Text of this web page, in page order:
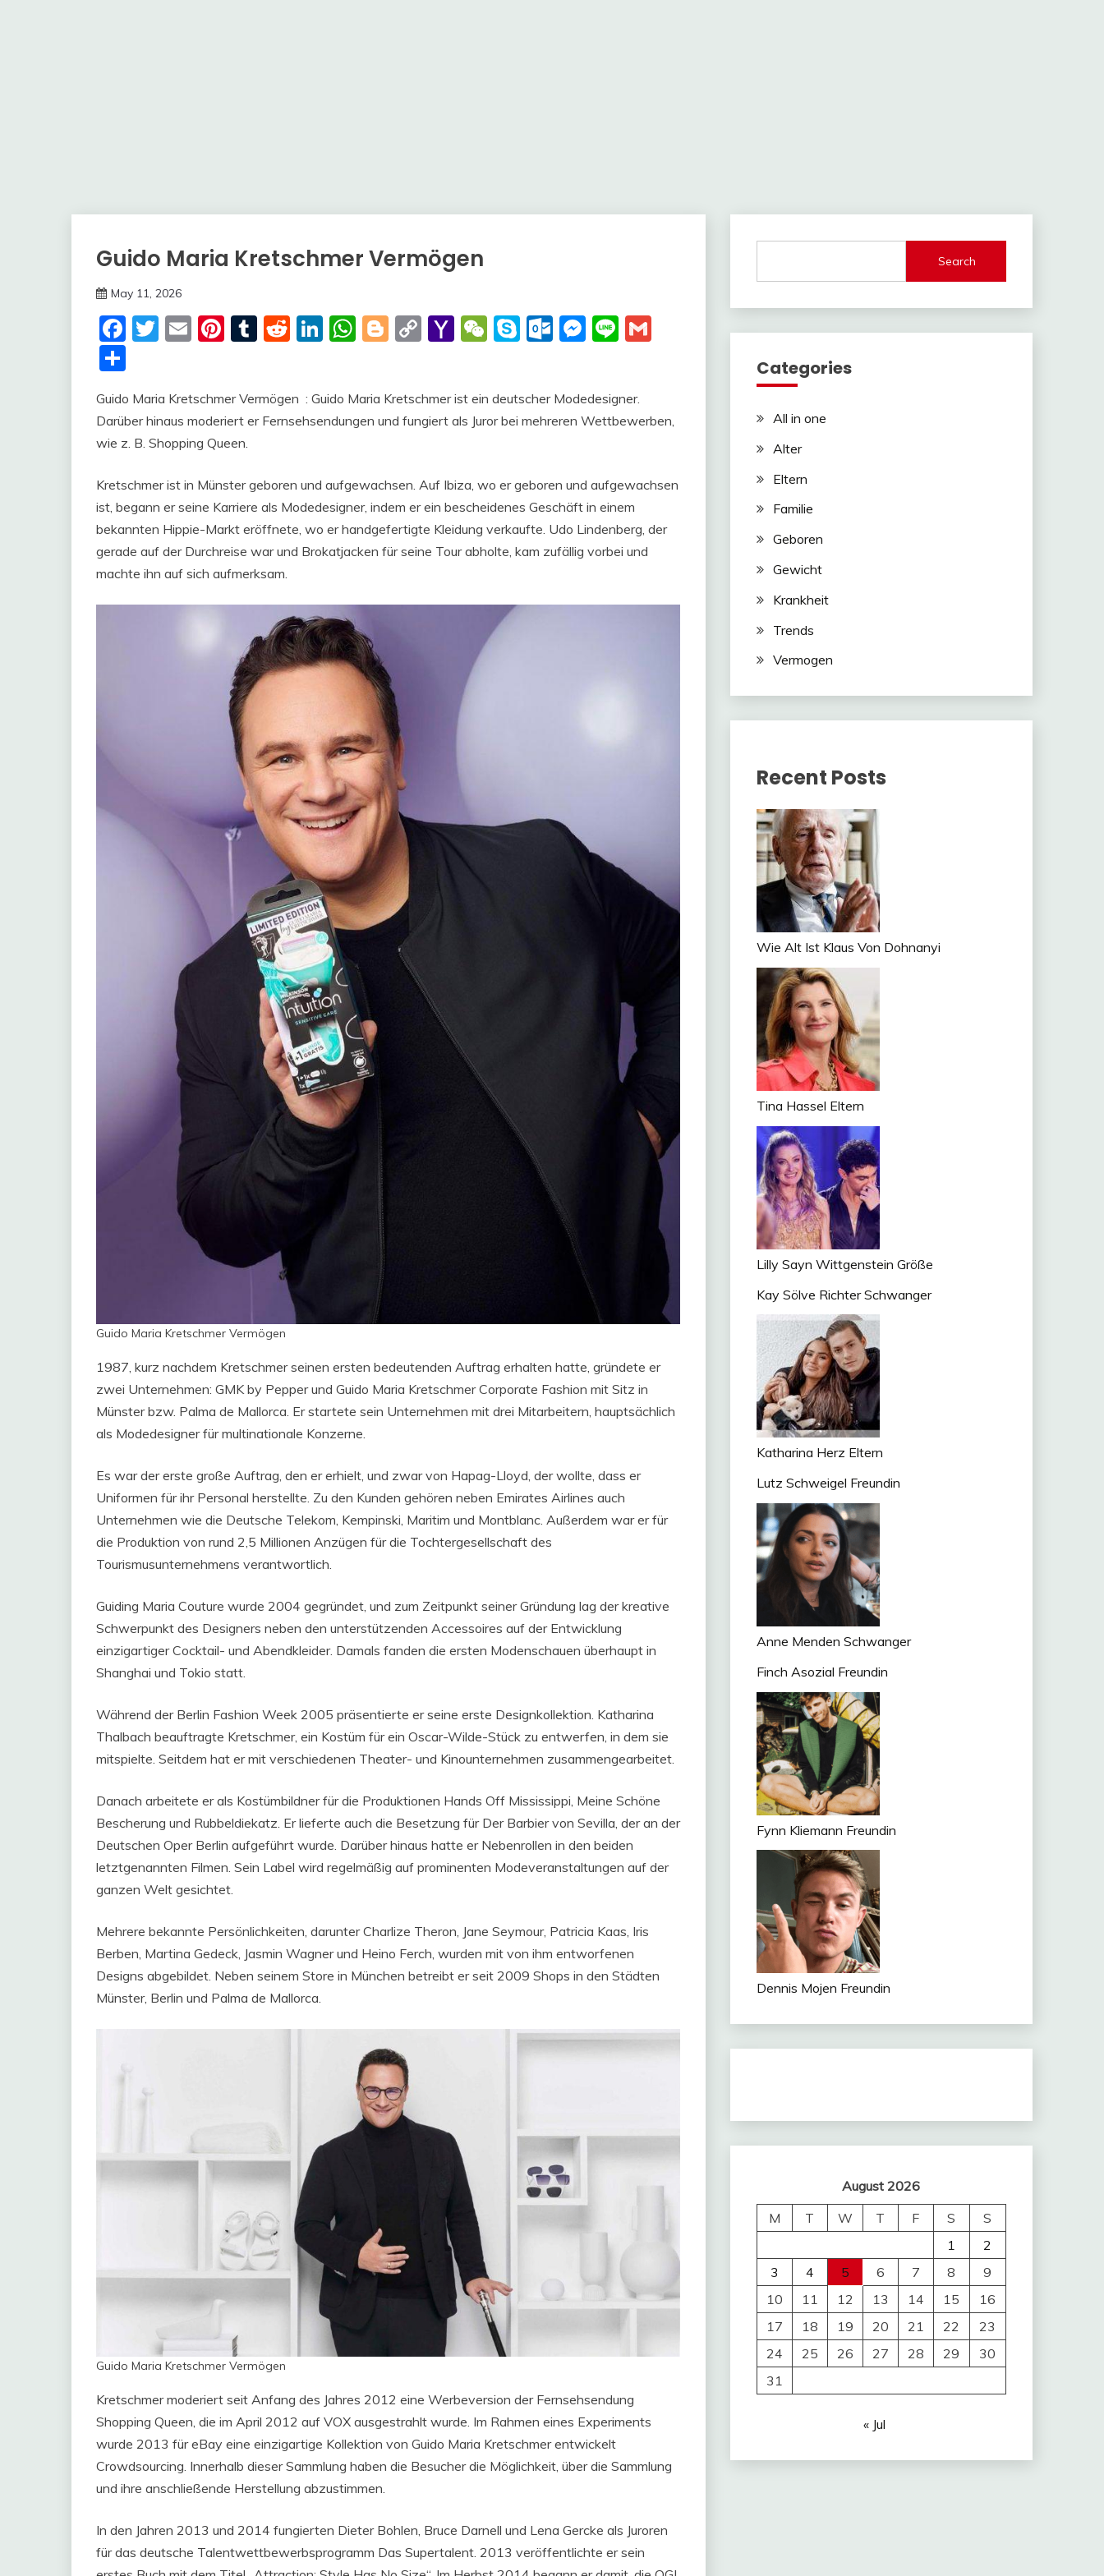
Trends
Guido Maria Kretschmer Vermögen
May 11, 2026
Facebook
Twitter
EmailPinterest
Tumblr
Reddit
LinkedIn
WhatsApp
Blogger
CopyYahoo
WeChat
SkypeOutlook.com
Messenger
Line
Guido Maria Kretschmer Vermögen : Guido Maria Kretschmer ist ein deutscher Modedesigner.
Darüber hinaus moderiert er Fernsehsendungen und fungiert als Juror bei mehreren Wettbewerben,
wie z. B. Shopping Queen.
Kretschmer ist in Münster geboren und aufgewachsen. Auf Ibiza, wo er geboren und aufgewachsen
ist, begann er seine Karriere als Modedesigner, indem er ein bescheidenes Geschäft in einem
bekannten Hippie-Markt eröffnete, wo er handgefertigte Kleidung verkaufte. Udo Lindenberg, der
gerade auf der Durchreise war und Brokatjacken für seine Tour abholte, kam zufällig vorbei und
machte ihn auf sich aufmerksam.
Guido Maria Kretschmer Vermögen
1987, kurz nachdem Kretschmer seinen ersten bedeutenden Auftrag erhalten hatte, gründete er
zwei Unternehmen: GMK by Pepper und Guido Maria Kretschmer Corporate Fashion mit Sitz in
Münster bzw. Palma de Mallorca. Er startete sein Unternehmen mit drei Mitarbeitern, hauptsächlich
als Modedesigner für multinationale Konzerne.
Es war der erste große Auftrag, den er erhielt, und zwar von Hapag-Lloyd, der wollte, dass er
Uniformen für ihr Personal herstellte. Zu den Kunden gehören neben Emirates Airlines auch
Unternehmen wie die Deutsche Telekom, Kempinski, Maritim und Montblanc. Außerdem war er für
die Produktion von rund 2,5 Millionen Anzügen für die Tochtergesellschaft des
Tourismusunternehmens verantwortlich.
Guiding Maria Couture wurde 2004 gegründet, und zum Zeitpunkt seiner Gründung lag der kreative
Schwerpunkt des Designers neben den unterstützenden Accessoires auf der Entwicklung
einzigartiger Cocktail- und Abendkleider. Damals fanden die ersten Modenschauen überhaupt in
Shanghai und Tokio statt.
Während der Berlin Fashion Week 2005 präsentierte er seine erste Designkollektion. Katharina
Thalbach beauftragte Kretschmer, ein Kostüm für ein Oscar-Wilde-Stück zu entwerfen, in dem sie
mitspielte. Seitdem hat er mit verschiedenen Theater- und Kinounternehmen zusammengearbeitet.
Danach arbeitete er als Kostümbildner für die Produktionen Hands Off Mississippi, Meine Schöne
Bescherung und Rubbeldiekatz. Er lieferte auch die Besetzung für Der Barbier von Sevilla, der an der
Deutschen Oper Berlin aufgeführt wurde. Darüber hinaus hatte er Nebenrollen in den beiden
letztgenannten Filmen. Sein Label wird regelmäßig auf prominenten Modeveranstaltungen auf der
ganzen Welt gesichtet.
Mehrere bekannte Persönlichkeiten, darunter Charlize Theron, Jane Seymour, Patricia Kaas, Iris
Berben, Martina Gedeck, Jasmin Wagner und Heino Ferch, wurden mit von ihm entworfenen
Designs abgebildet. Neben seinem Store in München betreibt er seit 2009 Shops in den Städten
Münster, Berlin und Palma de Mallorca.
Guido Maria Kretschmer Vermögen
Kretschmer moderiert seit Anfang des Jahres 2012 eine Werbeversion der Fernsehsendung
Shopping Queen, die im April 2012 auf VOX ausgestrahlt wurde. Im Rahmen eines Experiments
wurde 2013 für eBay eine einzigartige Kollektion von Guido Maria Kretschmer entwickelt
Crowdsourcing. Innerhalb dieser Sammlung haben die Besucher die Möglichkeit, über die Sammlung
und ihre anschließende Herstellung abzustimmen.
In den Jahren 2013 und 2014 fungierten Dieter Bohlen, Bruce Darnell und Lena Gercke als Juroren
für das deutsche Talentwettbewerbsprogramm Das Supertalent. 2013 veröffentlichte er sein
Search
Categories
All in one
Alter
Eltern
Familie
Geboren
Gewicht
Krankheit
Trends
Vermogen
Recent Posts
Wie Alt Ist Klaus Von Dohnanyi
Tina Hassel Eltern
Lilly Sayn Wittgenstein Größe
Kay Sölve Richter Schwanger
Katharina Herz Eltern
Lutz Schweigel Freundin
Anne Menden Schwanger
Finch Asozial Freundin
Fynn Kliemann Freundin
Dennis Mojen Freundin
August 2026
M
T W T F S
S
1
2
3
4 5 6 7 8
9
10
11 12 13 14 15
16
17
18 19 20 21 22
23
24
25 26 27 28 29
30
31
« Jul